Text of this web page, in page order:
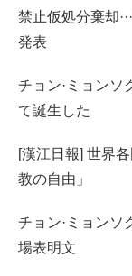
禁止仮処分棄却
発表
チョン·ミョンソ
て誕生した
[漢江日報] 世界
教の自由」
チョン·ミョンソ
場表明文